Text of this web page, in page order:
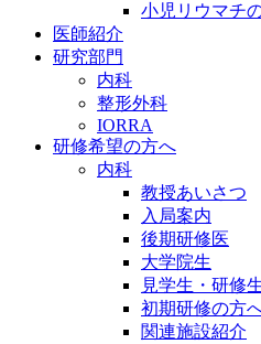
小児リウマチ
医師紹介
研究部門
内科
整形外科
IORRA
研修希望の方へ
内科
教授あいさつ
入局案内
後期研修医
大学院生
見学生・研修
初期研修の方
関連施設紹介